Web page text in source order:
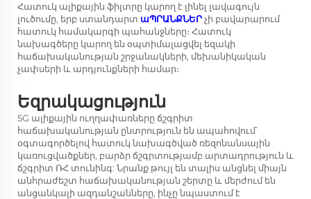
Հատուկ ալիքային ֆիլտրը կարող է լինել լավագույն
լուծումը, երբ ստանդարտ աՊՐԱՆՔՆԵՐ չի բավարարում
հատուկ համակարգի պահանջները։ Հատուկ
նախագծերը կարող են օպտիմալացվել եզակի
հաճախականության շրջանակների, մեխանիկական
չափսերի և արդյունքների համար։
Եզրակացություն
5G ալիքային ուղղափառները ճշգրիտ
հաճախականության ընտրություն են ապահովում՝
օգտագործելով հատուկ նախագծված ռեզոնանսային
կառուցվածքներ, բարձր ճշգրտությամբ արտադրություն և
ճշգրիտ ՌՀ տունինգ: Նրանք թույլ են տալիս անցնել միայն
անհրաժեշտ հաճախականության շերտը և մերժում են
անցանկալի ազդանշանները, ինչը նպաստում է